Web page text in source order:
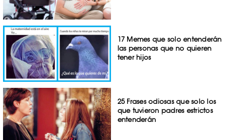
17 Memes que solo entenderán
las personas que no quieren
tener hijos
25 Frases odiosas que solo los
que tuvieron padres estrictos
entenderán